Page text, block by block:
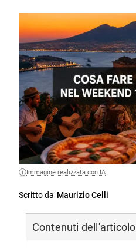
Immagine realizzata con IA
Scritto da Maurizio Celli
Contenuti dell'articolo